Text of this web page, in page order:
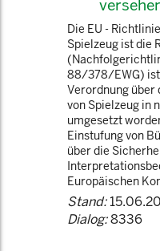
Die EU -
Spielzeug ist
88/378/EWG) ist
Verordnung über
von Spielzeug in
umgesetzt
Einstufung von
über die
Europäischen
Stand:
Dialog:8336